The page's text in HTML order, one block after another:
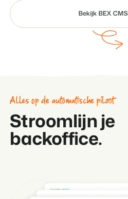
Bekijk BEX CMS
Alles op de automatische piloot
Stroomlijn je
backoffice.